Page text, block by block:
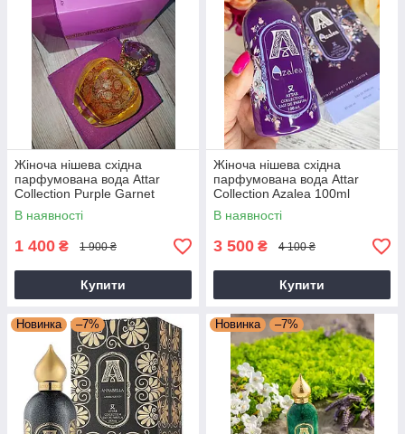
Жіноча нішева східна
парфумована вода Attar
Collection Purple Garnet
Crystal 100ml(tester)
В наявності
1 400 ₴ 1 900 ₴
Купити
Жіноча нішева східна
парфумована вода Attar
Collection Azalea 100ml
В наявності
3 500 ₴ 4 100 ₴
Купити
Новинка –7% Новинка –7%